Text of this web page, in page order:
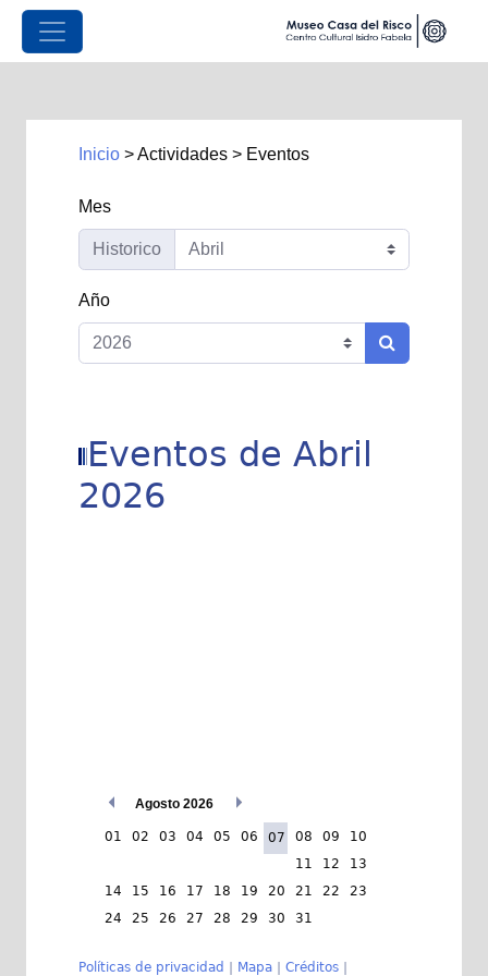
Inicio >Actividades > Eventos
Mes
Historico
Año
Eventos de Abril
2026
Agosto 2026
01 02 03 04 05 06 07 08 09
10
11
12
13
14
15 16 17 18 19 20 21 22
23
24
25 26 27 28 29 30 31
Políticas de privacidad Mapa Créditos